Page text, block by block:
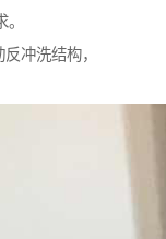
冲洗结构，